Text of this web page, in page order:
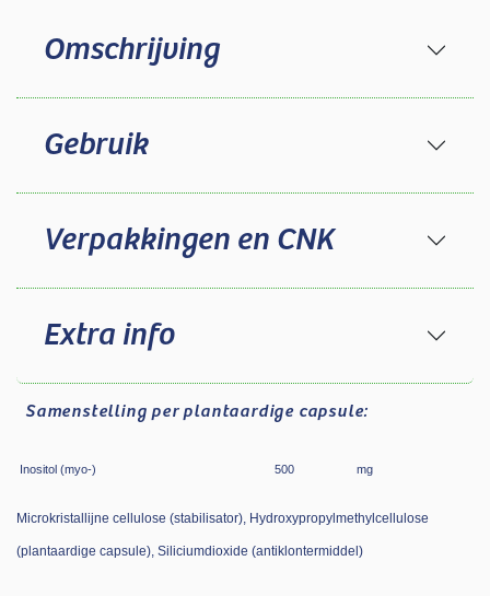
Omschrijving
Gebruik
Verpakkingen en CNK
Extra info
Samenstelling per plantaardige capsule:
Inositol (myo-) 500 mg
Microkristallijne cellulose (stabilisator), Hydroxypropylmethylcellulose
(plantaardige capsule), Siliciumdioxide (antiklontermiddel)